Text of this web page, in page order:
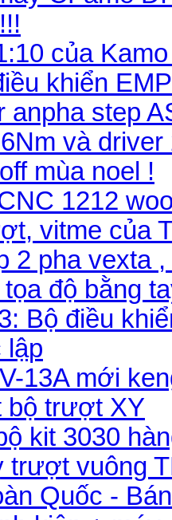
của
khiển
anpha step
và driver
mùa noel !
1212
vitme của
2 pha vexta
độ bằng
Bộ điều
lập
13A mới
bộ trượt XY
kit 3030
trượt vuông
Quốc -